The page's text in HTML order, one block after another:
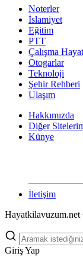
Noterler
İslamiyet
Eğitim
PTT
Çalışma
Otogarlar
Teknoloji
Şehir Rehberi
Ulaşım
Hakkımızda
Diğer
Künye
İletişim
Hayatkilavuzum.net
Giriş Yap